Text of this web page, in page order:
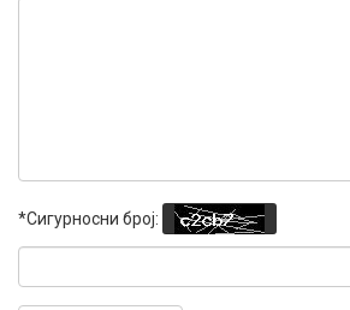
*Сигурносни број: